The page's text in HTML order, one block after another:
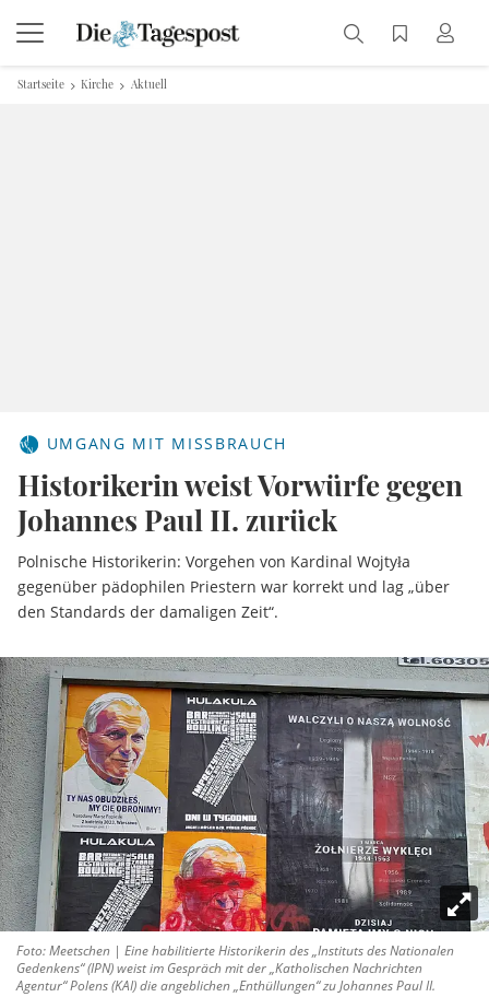
Startseite Kirche Aktuell
UMGANG MIT MISSBRAUCH
Historikerin weist Vorwürfe gegen
Johannes Paul II. zurück
Polnische Historikerin: Vorgehen von Kardinal Wojtyła
gegenüber pädophilen Priestern war korrekt und lag „über
den Standards der damaligen Zeit“.
Foto: Meetschen | Eine habilitierte Historikerin des „Instituts des Nationalen
Gedenkens“ (IPN) weist im Gespräch mit der „Katholischen Nachrichten
Agentur“ Polens (KAI) die angeblichen „Enthüllungen“ zu Johannes Paul II.